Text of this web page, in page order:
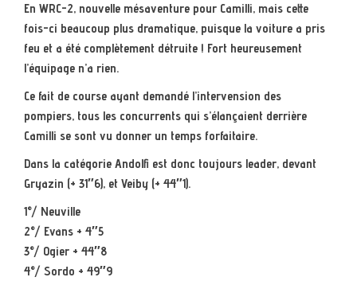
En WRC-2, nouvelle mésaventure pour Camilli, mais cette
fois-ci beaucoup plus dramatique, puisque la voiture a pris
feu et a été complètement détruite ! Fort heureusement
l’équipage n’a rien.
Ce fait de course ayant demandé l’intervension des
pompiers, tous les concurrents qui s’élançaient derrière
Camilli se sont vu donner un temps forfaitaire.
Dans la catégorie Andolfi est donc toujours leader, devant
Gryazin (+ 31″6), et Veiby (+ 44″1).
1°/ Neuville
2°/ Evans + 4″5
3°/ Ogier + 44″8
4°/ Sordo + 49″9